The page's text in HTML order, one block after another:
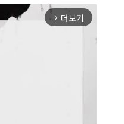
arrow_forward_ios 더보기